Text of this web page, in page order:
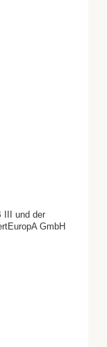
III und der
GmbH